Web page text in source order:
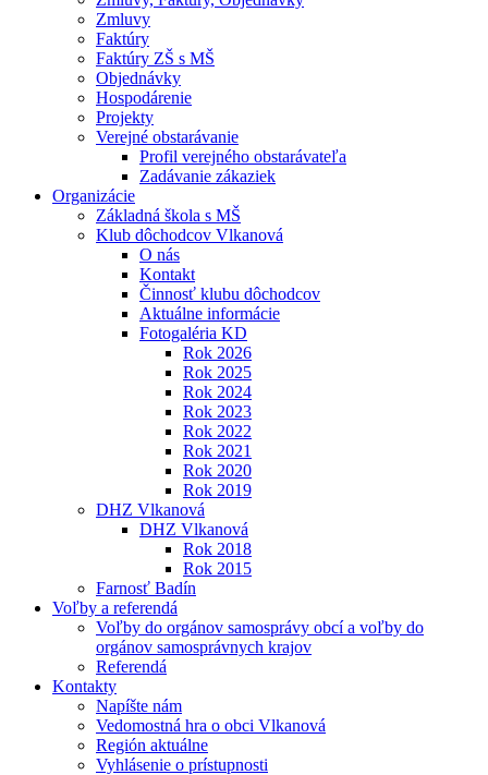
Zmluvy
Faktúry
Faktúry ZŠ s MŠ
Objednávky
Hospodárenie
Projekty
Verejné obstarávanie
Profil verejného obstarávateľa
Zadávanie zákaziek
Organizácie
Základná škola s MŠ
Klub dôchodcov Vlkanová
O nás
Kontakt
Činnosť klubu dôchodcov
Aktuálne informácie
Fotogaléria KD
Rok 2026
Rok 2025
Rok 2024
Rok 2023
Rok 2022
Rok 2021
Rok 2020
Rok 2019
DHZ Vlkanová
DHZ Vlkanová
Rok 2018
Rok 2015
Farnosť Badín
Voľby a referendá
Voľby do orgánov samosprávy obcí a voľby do
orgánov samosprávnych krajov
Referendá
Kontakty
Napíšte nám
Vedomostná hra o obci Vlkanová
Región aktuálne
Vyhlásenie o prístupnosti